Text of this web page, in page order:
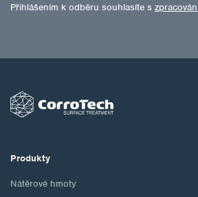
Přihlášením k odběru souhlasíte s
Produkty
Nátěrové hmoty